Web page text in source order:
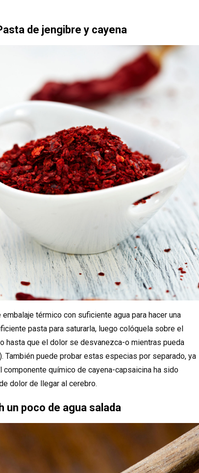
de jengibre y cayena
térmico con suficiente agua para hacer una
pasta para saturarla, luego colóquela sobre el
hasta que el dolor se desvanezca-o mientras pueda
puede probar estas especias por separado, ya
químico de cayena-capsaicina ha sido
dolor de llegar al cerebro.
un poco de agua salada